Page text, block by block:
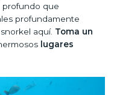
profundo que
profundamente
aquí. Toma un
lugares